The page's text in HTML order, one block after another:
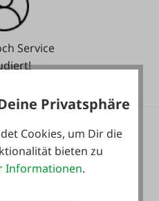
Service
Privatsphäre
Cookies, um Dir die
bieten zu
Informationen.